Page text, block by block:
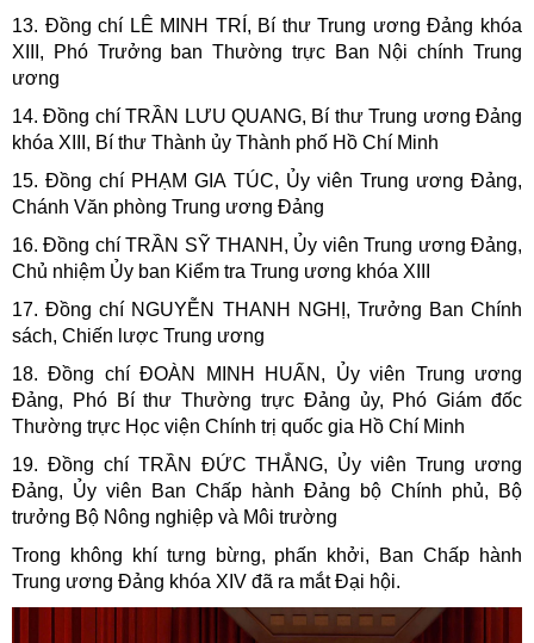
13. Đồng chí LÊ MINH TRÍ, Bí thư Trung ương Đảng khóa
XIII, Phó Trưởng ban Thường trực Ban Nội chính Trung
ương
14. Đồng chí TRẦN LƯU QUANG, Bí thư Trung ương Đảng
khóa XIII, Bí thư Thành ủy Thành phố Hồ Chí Minh
15. Đồng chí PHẠM GIA TÚC, Ủy viên Trung ương Đảng,
Chánh Văn phòng Trung ương Đảng
16. Đồng chí TRẦN SỸ THANH, Ủy viên Trung ương Đảng,
Chủ nhiệm Ủy ban Kiểm tra Trung ương khóa XIII
17. Đồng chí NGUYỄN THANH NGHỊ, Trưởng Ban Chính
sách, Chiến lược Trung ương
18. Đồng chí ĐOÀN MINH HUẤN, Ủy viên Trung ương
Đảng, Phó Bí thư Thường trực Đảng ủy, Phó Giám đốc
Thường trực Học viện Chính trị quốc gia Hồ Chí Minh
19. Đồng chí TRẦN ĐỨC THẮNG, Ủy viên Trung ương
Đảng, Ủy viên Ban Chấp hành Đảng bộ Chính phủ, Bộ
trưởng Bộ Nông nghiệp và Môi trường
Trong không khí tưng bừng, phấn khởi, Ban Chấp hành
Trung ương Đảng khóa XIV đã ra mắt Đại hội.